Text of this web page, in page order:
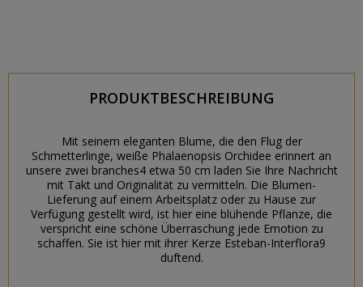
PRODUKTBESCHREIBUNG
Mit seinem eleganten Blume, die den Flug der
Schmetterlinge, weiße Phalaenopsis Orchidee erinnert an
unsere zwei branches4 etwa 50 cm laden Sie Ihre Nachricht
mit Takt und Originalität zu vermitteln. Die Blumen-
Lieferung auf einem Arbeitsplatz oder zu Hause zur
Verfügung gestellt wird, ist hier eine blühende Pflanze, die
verspricht eine schöne Überraschung jede Emotion zu
schaffen. Sie ist hier mit ihrer Kerze Esteban-Interflora9
duftend.